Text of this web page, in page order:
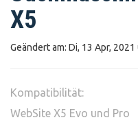
X5
Geändert am: Di, 13 Apr,
Kompatibilität:
WebSite X5 Evo und Pro